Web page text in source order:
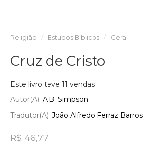
Religião Estudos Bíblicos Geral
Cruz de Cristo
Este livro teve 11 vendas
Autor(a): A.B. Simpson
Tradutor(a): João Alfredo Ferraz Barros
R$ 46,77